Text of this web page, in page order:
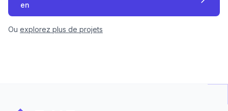
en
Ou explorez plus de projets